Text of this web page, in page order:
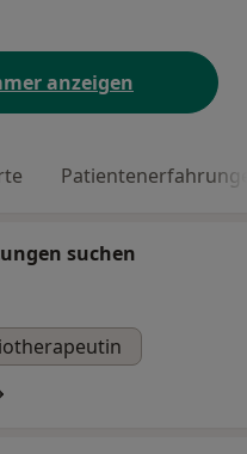
anzeigen
suchen